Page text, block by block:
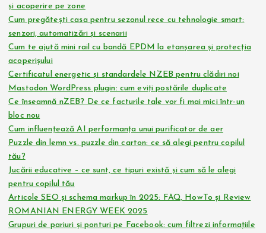
și acoperire pe zone
Cum pregătești casa pentru sezonul rece cu tehnologie smart:
senzori, automatizări și scenarii
Cum te ajută mini rail cu bandă EPDM la etanșarea și protecția
acoperișului
Certificatul energetic și standardele NZEB pentru clădiri noi
Mastodon WordPress plugin: cum eviți postările duplicate
Ce înseamnă nZEB? De ce facturile tale vor fi mai mici într-un
bloc nou
Cum influențează AI performanța unui purificator de aer
Puzzle din lemn vs. puzzle din carton: ce să alegi pentru copilul
tău?
Jucării educative – ce sunt, ce tipuri există și cum să le alegi
pentru copilul tău
Articole SEO și schema markup în 2025: FAQ, HowTo și Review
ROMANIAN ENERGY WEEK 2025
Grupuri de pariuri și ponturi pe Facebook: cum filtrezi informațiile